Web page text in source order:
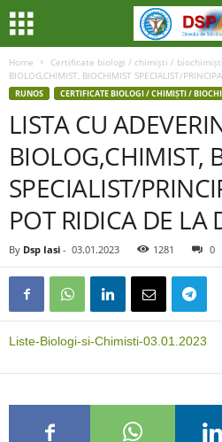
Home Certificate biologi / chimiști / biochimiști
BIOLOG,CHIMIST, BIOCHIMIST SPECIALIST/
RUNOS CERTIFICATE BIOLOGI / CHIMIȘTI /
LISTA CU
BIOLOG,CHIMIST,
SPECIALIST/
POT RIDICA DE LA
By Dsp Iasi - 03.01.2023 1281 0
Liste-Biologi-si-Chimisti-03.01.2023